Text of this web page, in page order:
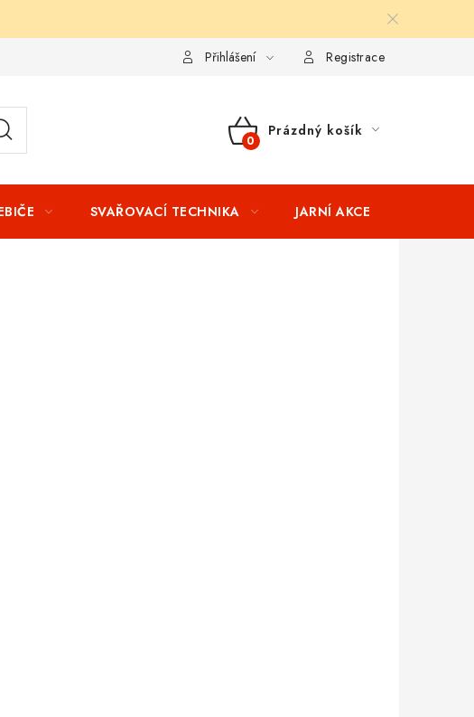
Splátkový prodej Tabulka velikostí oblečení
Přihlášení Registrace
NÁKUPNÍ
Prázdný košík
SVAŘOVACÍ TECHNIKA JARNÍ AKCE